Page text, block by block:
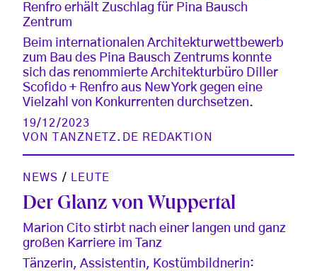
Renfro erhält Zuschlag für Pina Bausch
Zentrum
Beim internationalen Architekturwettbewerb
zum Bau des Pina Bausch Zentrums konnte
sich das renommierte Architekturbüro Diller
Scofido + Renfro aus New York gegen eine
Vielzahl von Konkurrenten durchsetzen.
19/12/2023
VON
TANZNETZ.DE REDAKTION
NEWS / LEUTE
Der Glanz von Wuppertal
Marion Cito stirbt nach einer langen und ganz
großen Karriere im Tanz
Tänzerin, Assistentin, Kostümbildnerin: